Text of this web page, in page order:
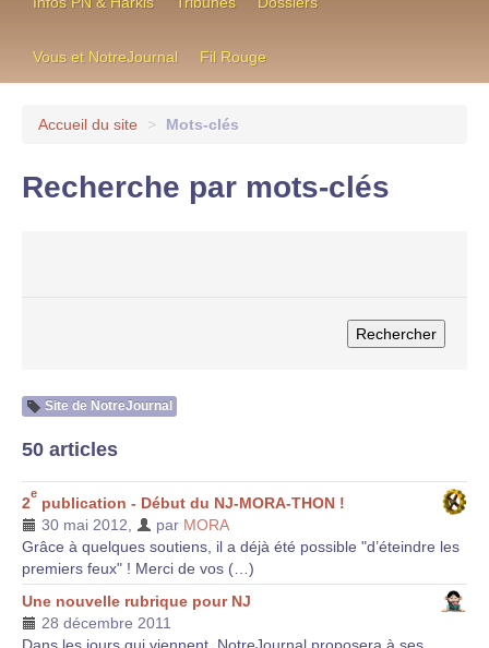
Vous et NotreJournal Fil Rouge
Accueil du site > Mots-clés
Recherche par mots-clés
Site de NotreJournal
50 articles
2
e
publication - Début du NJ-MORA-THON !
30 mai 2012
par MORA
Grâce à quelques soutiens, il a déjà été possible "d’éteindre les
premiers feux" ! Merci de vos (…)
Une nouvelle rubrique pour NJ
28 décembre 2011
Dans les jours qui viennent, NotreJournal proposera à ses